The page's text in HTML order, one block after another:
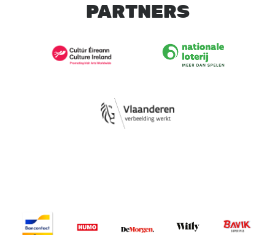
PARTNERS
Image Image
Image
Image
Image Image Image Image